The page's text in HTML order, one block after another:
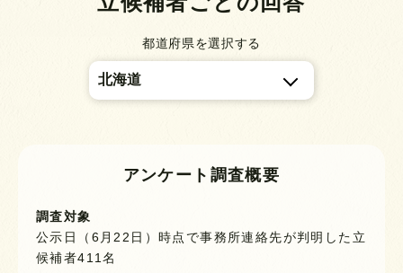
都道府県を選択する
アンケート調査概要
調査対象
公示日（6月22日）時点で事務所連絡先が判明した立
候補者411名